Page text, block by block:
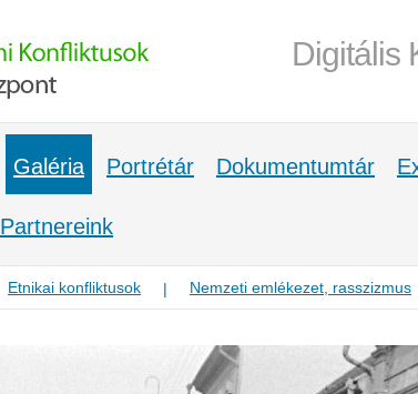
Digitális
Galéria Portrétár Dokumentumtár
Partnereink
Etnikai konfliktusok | Nemzeti emlékezet, rasszizmus